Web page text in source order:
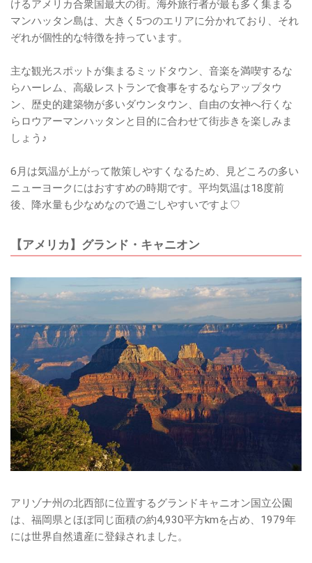
けるアメリカ合衆国最大の街。海外旅行者が最も多く集まる
マンハッタン島は、大きく5つのエリアに分かれており、それ
ぞれが個性的な特徴を持っています。
主な観光スポットが集まるミッドタウン、音楽を満喫するな
らハーレム、高級レストランで食事をするならアップタウ
ン、歴史的建築物が多いダウンタウン、自由の女神へ行くな
らロウアーマンハッタンと目的に合わせて街歩きを楽しみま
しょう♪
6月は気温が上がって散策しやすくなるため、見どころの多い
ニューヨークにはおすすめの時期です。平均気温は18度前
後、降水量も少なめなので過ごしやすいですよ♡
【アメリカ】グランド・キャニオン
アリゾナ州の北西部に位置するグランドキャニオン国立公園
は、福岡県とほぼ同じ面積の約4,930平方kmを占め、1979年
には世界自然遺産に登録されました。